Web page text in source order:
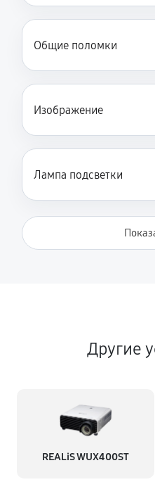
Общие поломки
Изображение
Лампа подсветки
Другие
REALiS WUX400ST